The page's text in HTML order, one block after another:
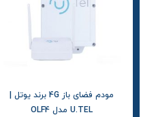
مودم فضای باز 4G برند یوتل |
U.TEL مدل OLF4